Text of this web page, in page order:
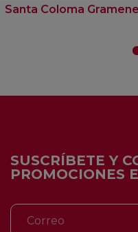
Santa Coloma
SUSCRÍBETE Y
PROMOCIONES